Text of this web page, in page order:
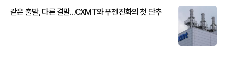
같은 출발, 다른 결말...CXMT와 푸젠진화의 첫 단추